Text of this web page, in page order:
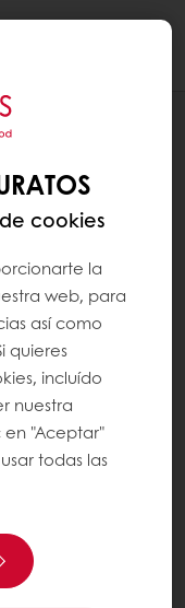
cookies
la
web, para
así como
quieres
incluído
nuestra
en "Aceptar"
todas las